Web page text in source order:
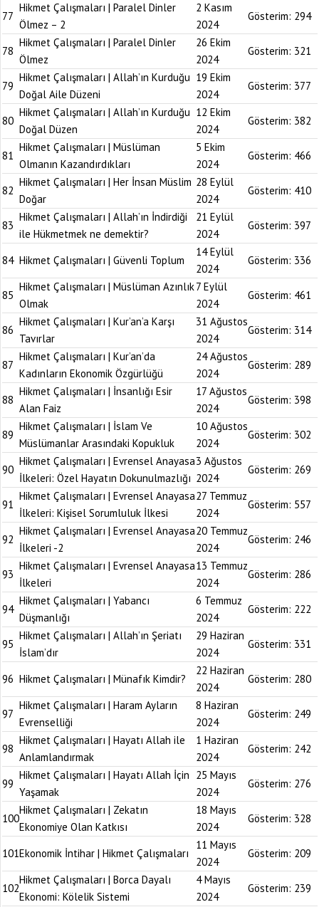
77
Hikmet Çalışmaları | Paralel Dinler
Ölmez – 2
2 Kasım
2024
Gösterim: 294
78
Hikmet Çalışmaları | Paralel Dinler
Ölmez
26 Ekim
2024
Gösterim: 321
79
Hikmet Çalışmaları | Allah’ın Kurduğu
Doğal Aile Düzeni
19 Ekim
2024
Gösterim: 377
80
Hikmet Çalışmaları | Allah’ın Kurduğu
Doğal Düzen
12 Ekim
2024
Gösterim: 382
81
Hikmet Çalışmaları | Müslüman
Olmanın Kazandırdıkları
5 Ekim
2024
Gösterim: 466
82
Hikmet Çalışmaları | Her İnsan Müslim
Doğar
28 Eylül
2024
Gösterim: 410
83
Hikmet Çalışmaları | Allah’ın İndirdiği
ile Hükmetmek ne demektir?
21 Eylül
2024
Gösterim: 397
84 Hikmet Çalışmaları | Güvenli Toplum
14 Eylül
2024
Gösterim: 336
85
Hikmet Çalışmaları | Müslüman Azınlık
Olmak
7 Eylül
2024
Gösterim: 461
86
Hikmet Çalışmaları | Kur’an’a Karşı
Tavırlar
31 Ağustos
2024
Gösterim: 314
87
Hikmet Çalışmaları | Kur’an’da
Kadınların Ekonomik Özgürlüğü
24 Ağustos
2024
Gösterim: 289
88
Hikmet Çalışmaları | İnsanlığı Esir
Alan Faiz
17 Ağustos
2024
Gösterim: 398
89
Hikmet Çalışmaları | İslam Ve
Müslümanlar Arasındaki Kopukluk
10 Ağustos
2024
Gösterim: 302
90
Hikmet Çalışmaları | Evrensel Anayasa
İlkeleri: Özel Hayatın Dokunulmazlığı
3 Ağustos
2024
Gösterim: 269
91
Hikmet Çalışmaları | Evrensel Anayasa
İlkeleri: Kişisel Sorumluluk İlkesi
27 Temmuz
2024
Gösterim: 557
92
Hikmet Çalışmaları | Evrensel Anayasa
İlkeleri -2
20 Temmuz
2024
Gösterim: 246
93
Hikmet Çalışmaları | Evrensel Anayasa
İlkeleri
13 Temmuz
2024
Gösterim: 286
94
Hikmet Çalışmaları | Yabancı
Düşmanlığı
6 Temmuz
2024
Gösterim: 222
95
Hikmet Çalışmaları | Allah’ın Şeriatı
İslam’dır
29 Haziran
2024
Gösterim: 331
96 Hikmet Çalışmaları | Münafık Kimdir?
22 Haziran
2024
Gösterim: 280
97
Hikmet Çalışmaları | Haram Ayların
Evrenselliği
8 Haziran
2024
Gösterim: 249
98
Hikmet Çalışmaları | Hayatı Allah ile
Anlamlandırmak
1 Haziran
2024
Gösterim: 242
99
Hikmet Çalışmaları | Hayatı Allah İçin
Yaşamak
25 Mayıs
2024
Gösterim: 276
100
Hikmet Çalışmaları | Zekatın
Ekonomiye Olan Katkısı
18 Mayıs
2024
Gösterim: 328
101Ekonomik İntihar | Hikmet Çalışmaları
11 Mayıs
2024
Gösterim: 209
102
Hikmet Çalışmaları | Borca Dayalı
Ekonomi: Kölelik Sistemi
4 Mayıs
2024
Gösterim: 239